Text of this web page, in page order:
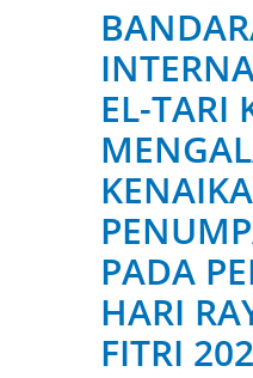
EL-TARI
PADA
HARI
FITRI